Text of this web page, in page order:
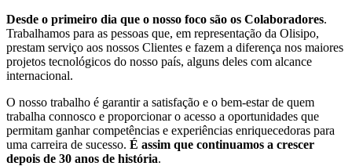
Desde o primeiro dia que o nosso foco são os Colaboradores.
Trabalhamos para as pessoas que, em representação da Olisipo,
prestam serviço aos nossos Clientes e fazem a diferença nos maiores
projetos tecnológicos do nosso país, alguns deles com alcance
internacional.
O nosso trabalho é garantir a satisfação e o bem-estar de quem
trabalha connosco e proporcionar o acesso a oportunidades que
permitam ganhar competências e experiências enriquecedoras para
uma carreira de sucesso. É assim que continuamos a crescer
depois de 30 anos de história.